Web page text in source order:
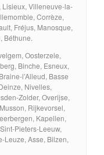
Lisieux, Villeneuve-la-
Corrèze,
Fréjus, Manosque,
Béthune.
Oosterzele,
Binche, Esneux,
l’Alleud, Basse
Nivelles,
Zolder, Overijse,
Rijkevorsel,
Kapellen,
Pieters-Leeuw,
Leuze, Asse, Bilzen,